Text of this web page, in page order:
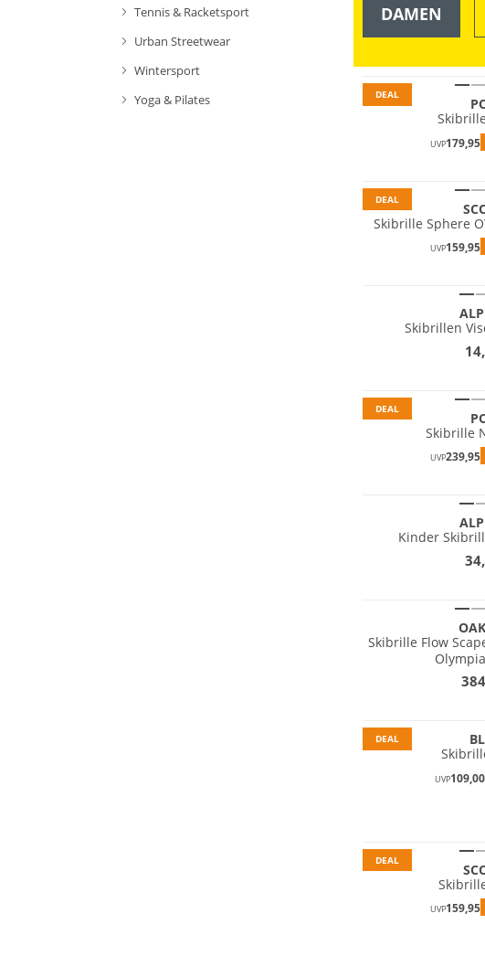
Tennis & Racketsport
Urban Streetwear
Wintersport
Yoga & Pilates
DAMEN
DEAL
UVP179,95
DEAL
Skibrille Sphere
UVP159,95
Skibrillen
DEAL
Skibrille
UVP239,95
Kinder
Skibrille Flow
DEAL
UVP109,00
DEAL
UVP159,95